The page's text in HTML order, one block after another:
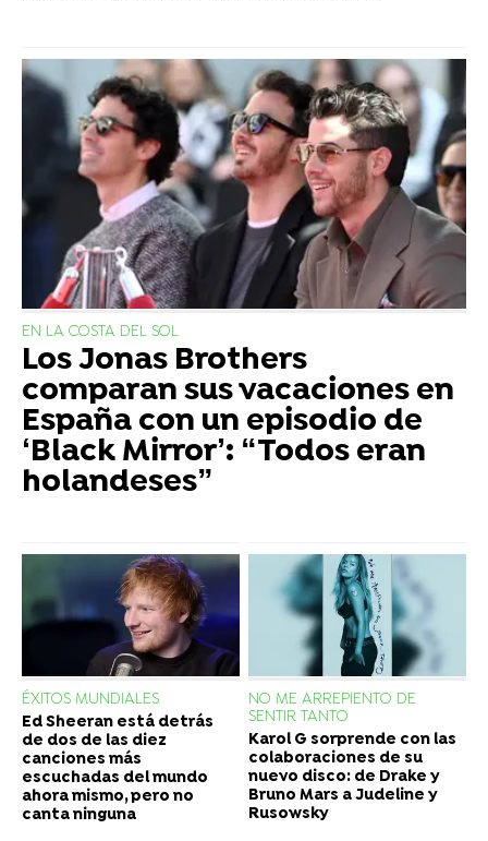
EN LA COSTA DEL SOL
Los Jonas Brothers
comparan sus vacaciones en
España con un episodio de
‘Black Mirror’: “Todos eran
holandeses”
ÉXITOS MUNDIALES
Ed Sheeran está detrás
de dos de las diez
canciones más
escuchadas del mundo
ahora mismo, pero no
canta ninguna
NO ME ARREPIENTO DE
SENTIR TANTO
Karol G sorprende con las
colaboraciones de su
nuevo disco: de Drake y
Bruno Mars a Judeline y
Rusowsky